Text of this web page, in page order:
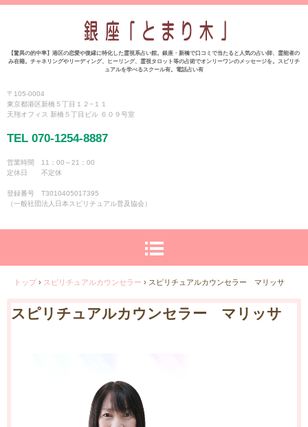
【驚異の的中率】港区の恋愛や復縁に特化した霊視系占い館。銀座・新橋で口コミで当たると人気の占い師、霊能者の
み在籍。チャネリングやリーディング、ヒーリング、霊視タロット等の占術でオンリーワンのメッセージを。スピリチ
ュアルを学べるスクール有。電話占い有
〒105-0004
東京都港区新橋５丁目１２−１１
天翔オフィス 新橋５丁目ビル ６０９号室
TEL 070-1254-8887
営業時間 11：00～21：00
定休日 不定休
登録番号 T3010405017395
（一般社団法人日本スピリチュアル普及協会）
トップ › スピリチュアルカウンセラー › スピリチュアルカウンセラー マリッサ
スピリチュアルカウンセラー マリッサ